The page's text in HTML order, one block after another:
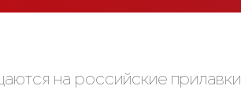
на российские прилавки